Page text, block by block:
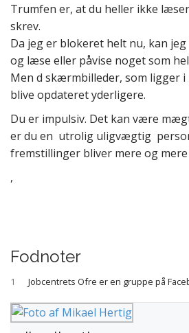
Trumfen er, at du heller ikke
skrev.
Da jeg er blokeret helt nu, kan
og læse eller påvise noget som
Men d skærmbilleder, som ligger i
blive opdateret yderligere.
Du er impulsiv. Det kan være
er du en utrolig uligvægtig
fremstillinger bliver mere og
,
Fodnoter
1 Jobcentrets Ofre er en gruppe på